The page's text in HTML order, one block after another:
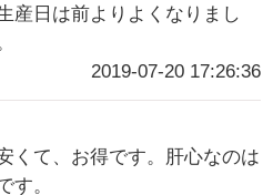
産日は前よりよくなりまし
2019-07-20 17:26:36
くて、お得です。肝心なのは
す。